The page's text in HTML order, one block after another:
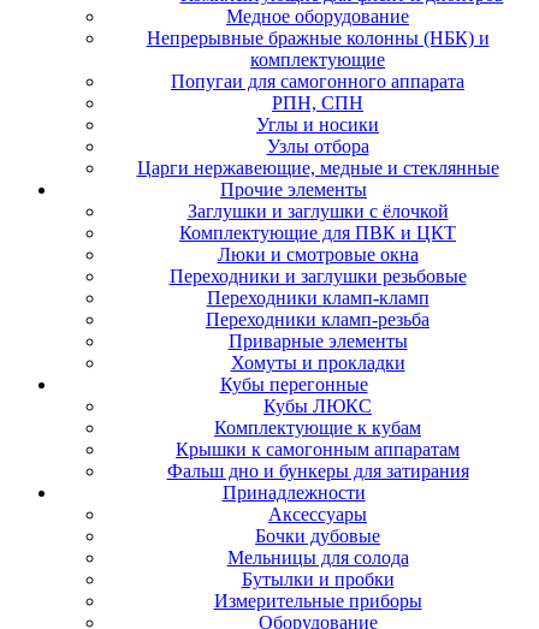
Медное оборудование
Непрерывные бражные колонны (НБК) и
комплектующие
Попугаи для самогонного аппарата
РПН, СПН
Углы и носики
Узлы отбора
Царги нержавеющие, медные и стеклянные
Прочие элементы
Заглушки и заглушки с ёлочкой
Комплектующие для ПВК и ЦКТ
Люки и смотровые окна
Переходники и заглушки резьбовые
Переходники кламп-кламп
Переходники кламп-резьба
Приварные элементы
Хомуты и прокладки
Кубы перегонные
Кубы ЛЮКС
Комплектующие к кубам
Крышки к самогонным аппаратам
Фальш дно и бункеры для затирания
Принадлежности
Аксессуары
Бочки дубовые
Мельницы для солода
Бутылки и пробки
Измерительные приборы
Оборудование